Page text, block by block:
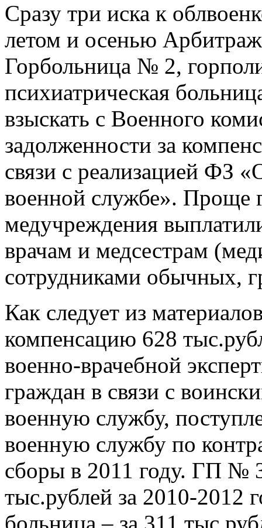
Сразу три иска к
летом и осенью
Горбольница № 2,
психиатрическая
взыскать с Военного
задолженности за
связи с реализацией ФЗ
военной службе». Проще
медучреждения
врачам и медсестрам
сотрудниками обычных,
Как следует из
компенсацию 628
военно-врачебной
граждан в связи с
военную службу,
военную службу по
сборы в 2011 году. ГП №
тыс.рублей за 2010-2012